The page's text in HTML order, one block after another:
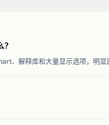
、解释库和大量显示选项，明显